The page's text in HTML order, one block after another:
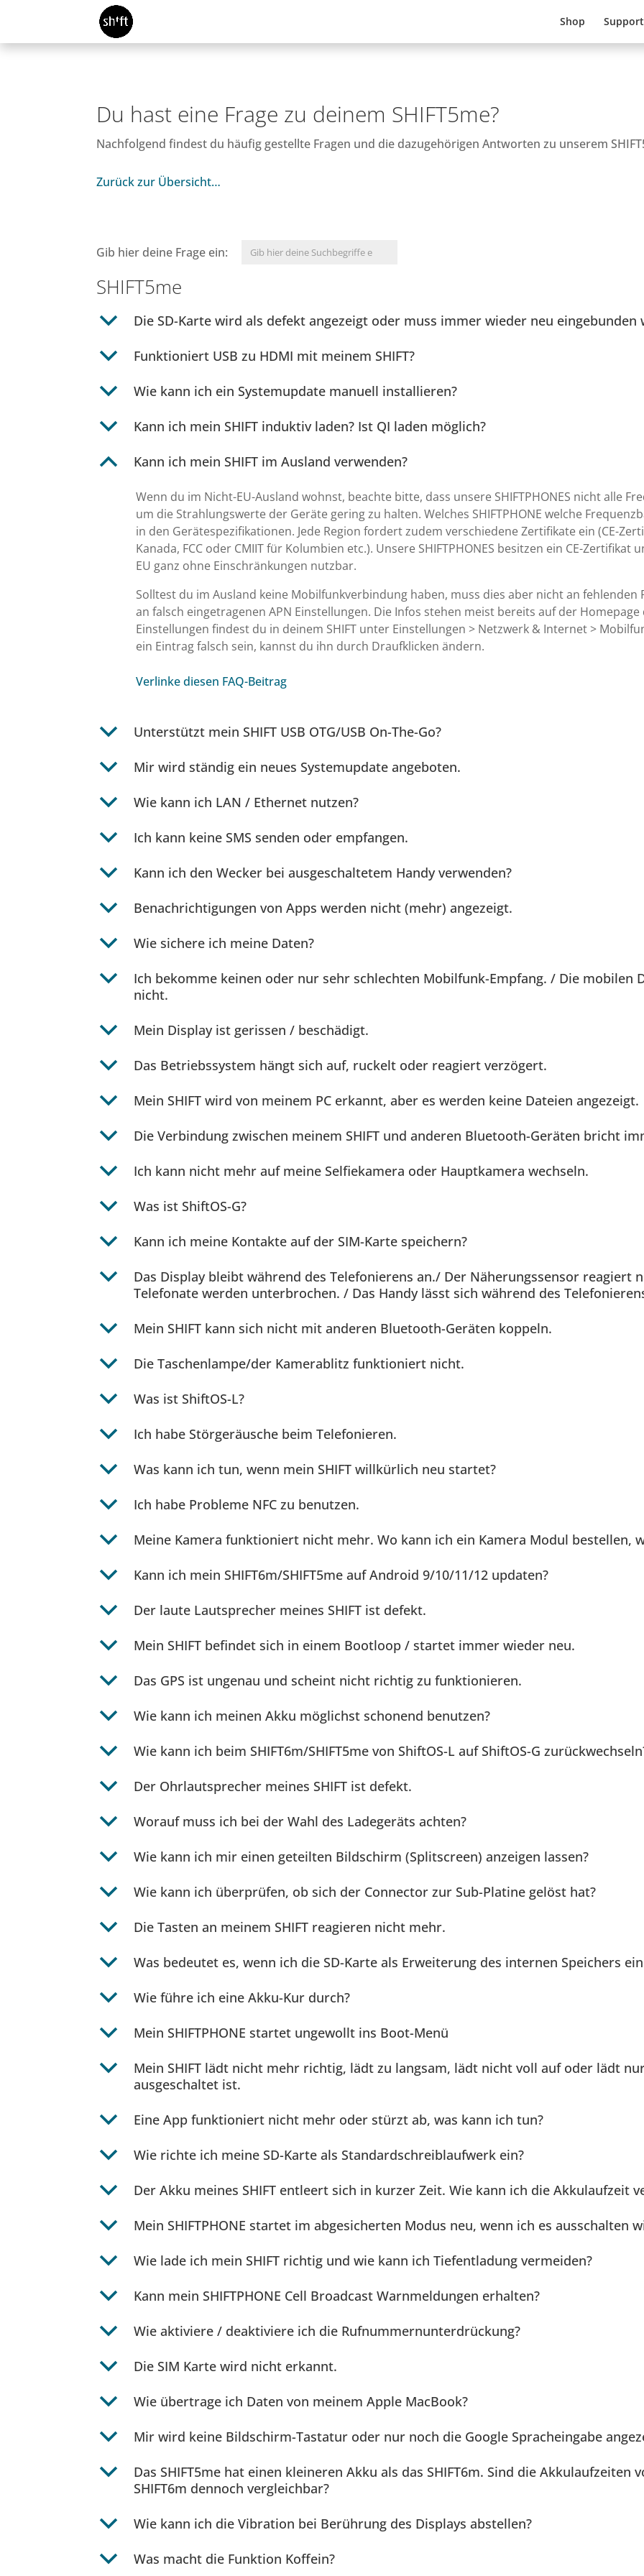
Shop Support
Du hast eine Frage zu deinem SHIFT5me?
Nachfolgend findest du häufig gestellte Fragen und die dazugehörigen Antworten zu unserem
Zurück zur Übersicht…
Gib hier deine Frage ein:
SHIFT5me
b Die SD-Karte wird als defekt angezeigt oder muss immer wieder neu eingebunden
b Funktioniert USB zu HDMI mit meinem SHIFT?
b Wie kann ich ein Systemupdate manuell installieren?
b Kann ich mein SHIFT induktiv laden? Ist QI laden möglich?
B Kann ich mein SHIFT im Ausland verwenden?
Wenn du im Nicht-EU-Ausland wohnst, beachte bitte, dass unsere SHIFTPHONES nicht alle
um die Strahlungswerte der Geräte gering zu halten. Welches SHIFTPHONE welche
in den Gerätespezifikationen. Jede Region fordert zudem verschiedene Zertifikate ein (CE-
Kanada, FCC oder CMIIT für Kolumbien etc.). Unsere SHIFTPHONES besitzen ein CE-
EU ganz ohne Einschränkungen nutzbar.
Solltest du im Ausland keine Mobilfunkverbindung haben, muss dies aber nicht an fehlenden
an falsch eingetragenen APN Einstellungen. Die Infos stehen meist bereits auf der
Einstellungen findest du in deinem SHIFT unter Einstellungen > Netzwerk & Internet >
ein Eintrag falsch sein, kannst du ihn durch Draufklicken ändern.
Verlinke diesen FAQ-Beitrag
b Unterstützt mein SHIFT USB OTG/USB On-The-Go?
b Mir wird ständig ein neues Systemupdate angeboten.
b Wie kann ich LAN / Ethernet nutzen?
b Ich kann keine SMS senden oder empfangen.
b Kann ich den Wecker bei ausgeschaltetem Handy verwenden?
b Benachrichtigungen von Apps werden nicht (mehr) angezeigt.
b Wie sichere ich meine Daten?
b
Ich bekomme keinen oder nur sehr schlechten Mobilfunk-Empfang. / Die mobilen
nicht.
b Mein Display ist gerissen / beschädigt.
b Das Betriebssystem hängt sich auf, ruckelt oder reagiert verzögert.
b Mein SHIFT wird von meinem PC erkannt, aber es werden keine Dateien angezeigt.
b Die Verbindung zwischen meinem SHIFT und anderen Bluetooth-Geräten bricht
b Ich kann nicht mehr auf meine Selfiekamera oder Hauptkamera wechseln.
b Was ist ShiftOS-G?
b Kann ich meine Kontakte auf der SIM-Karte speichern?
b
Das Display bleibt während des Telefonierens an./ Der Näherungssensor reagiert
Telefonate werden unterbrochen. / Das Handy lässt sich während des
b Mein SHIFT kann sich nicht mit anderen Bluetooth-Geräten koppeln.
b Die Taschenlampe/der Kamerablitz funktioniert nicht.
b Was ist ShiftOS-L?
b Ich habe Störgeräusche beim Telefonieren.
b Was kann ich tun, wenn mein SHIFT willkürlich neu startet?
b Ich habe Probleme NFC zu benutzen.
b Meine Kamera funktioniert nicht mehr. Wo kann ich ein Kamera Modul bestellen,
b Kann ich mein SHIFT6m/SHIFT5me auf Android 9/10/11/12 updaten?
b Der laute Lautsprecher meines SHIFT ist defekt.
b Mein SHIFT befindet sich in einem Bootloop / startet immer wieder neu.
b Das GPS ist ungenau und scheint nicht richtig zu funktionieren.
b Wie kann ich meinen Akku möglichst schonend benutzen?
b Wie kann ich beim SHIFT6m/SHIFT5me von ShiftOS-L auf ShiftOS-G
b Der Ohrlautsprecher meines SHIFT ist defekt.
b Worauf muss ich bei der Wahl des Ladegeräts achten?
b Wie kann ich mir einen geteilten Bildschirm (Splitscreen) anzeigen lassen?
b Wie kann ich überprüfen, ob sich der Connector zur Sub-Platine gelöst hat?
b Die Tasten an meinem SHIFT reagieren nicht mehr.
b Was bedeutet es, wenn ich die SD-Karte als Erweiterung des internen Speichers
b Wie führe ich eine Akku-Kur durch?
b Mein SHIFTPHONE startet ungewollt ins Boot-Menü
b
Mein SHIFT lädt nicht mehr richtig, lädt zu langsam, lädt nicht voll auf oder lädt
ausgeschaltet ist.
b Eine App funktioniert nicht mehr oder stürzt ab, was kann ich tun?
b Wie richte ich meine SD-Karte als Standardschreiblaufwerk ein?
b Der Akku meines SHIFT entleert sich in kurzer Zeit. Wie kann ich die Akkulaufzeit
b Mein SHIFTPHONE startet im abgesicherten Modus neu, wenn ich es ausschalten
b Wie lade ich mein SHIFT richtig und wie kann ich Tiefentladung vermeiden?
b Kann mein SHIFTPHONE Cell Broadcast Warnmeldungen erhalten?
b Wie aktiviere / deaktiviere ich die Rufnummernunterdrückung?
b Die SIM Karte wird nicht erkannt.
b Wie übertrage ich Daten von meinem Apple MacBook?
b Mir wird keine Bildschirm-Tastatur oder nur noch die Google Spracheingabe
b
Das SHIFT5me hat einen kleineren Akku als das SHIFT6m. Sind die Akkulaufzeiten
SHIFT6m dennoch vergleichbar?
b Wie kann ich die Vibration bei Berührung des Displays abstellen?
b Was macht die Funktion Koffein?